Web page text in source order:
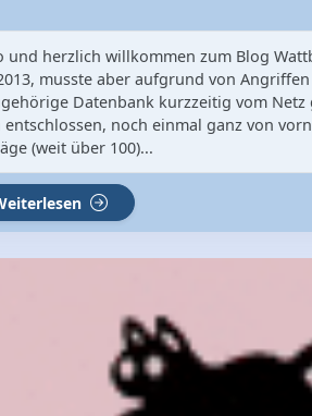
und herzlich willkommen zum Blog
musste aber aufgrund von
Datenbank kurzzeitig vom
entschlossen, noch einmal ganz von
(weit über 100)...